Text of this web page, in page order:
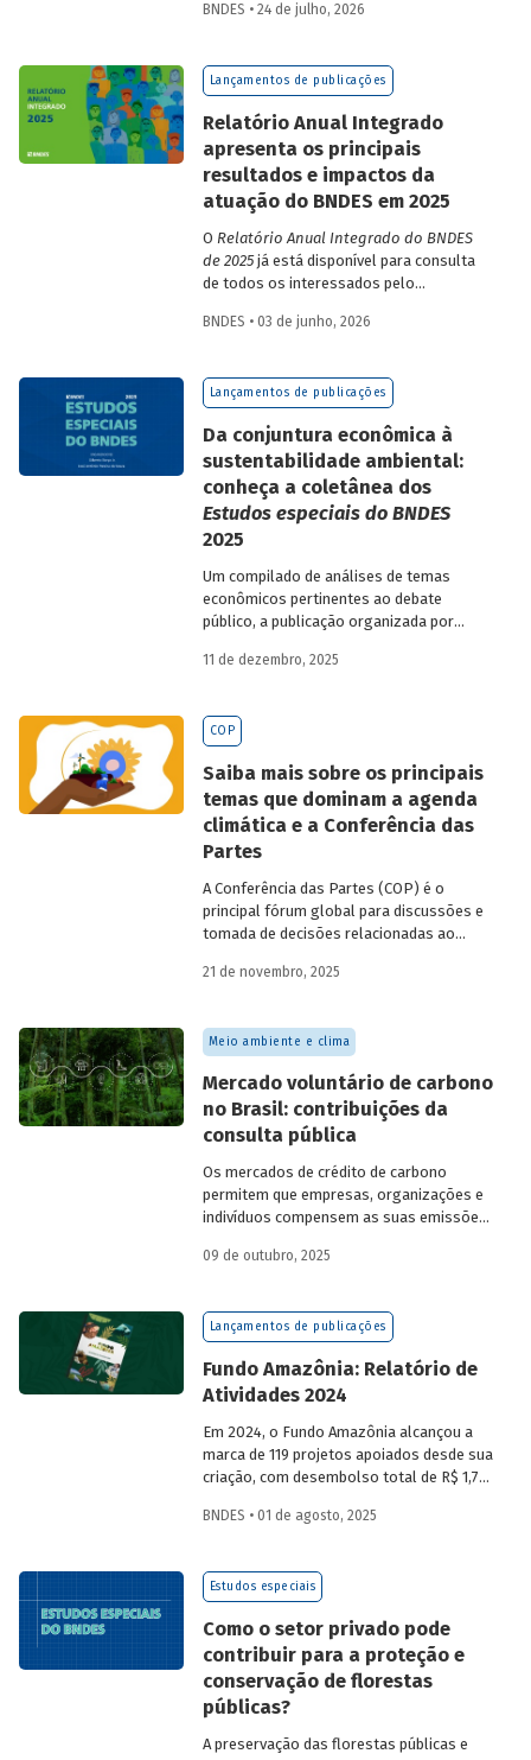
desembolsos: foram 22 operações
bilhões, além de R$ 387 milhões
desembolsados. Ainda no período, foram
BNDES • 24 de julho, 2026
Lançamentos de publicações
Relatório Anual Integrado
apresenta os principais
resultados e impactos da
atuação do BNDES em 2025
O Relatório Anual Integrado do BNDES
de 2025já está disponível para consulta
de todos os interessados pelo
sua prestação de contas. O documento
principais resultados, os impactos de sua
atuação no ano, e mostra como o BNDES
consistente e sólida, mesmo diante de
cenários desafiadores.
BNDES • 03 de junho, 2026
Lançamentos de publicações
Da conjuntura econômica à
sustentabilidade ambiental:
conheça a coletânea dos
Estudos especiais do BNDES
2025
Um compilado de análises de temas
econômicos pertinentes ao debate
público, a publicação organizada por
Souza, economistas do BNDES, reúne 25
BNDES
11 de dezembro, 2025
COP
Saiba mais sobre os principais
temas que dominam a agenda
climática e a Conferência das
Partes
A Conferência das Partes (COP) é o
principal fórum global para discussões e
tomada de decisões relacionadas ao
em vista a urgência cada vez maior do
as discussões das mesas de negociações
saiam do discurso e resultem em
compromissos, planos de ações e metas,
com prazos e recursos definidos.
21 de novembro, 2025
Meio ambiente e clima
Mercado voluntário de carbono
no Brasil: contribuições da
consulta pública
Os mercados de crédito de carbono
permitem que empresas, organizações e
indivíduos compensem as suas emissões
por projetos de redução de emissões
MMA realizaram uma consulta pública
sobre a certificação de carbono no
contribuições da sociedade civil,
especialistas e entidades do setor
visando avaliar os desafios e
oportunidades desse mercado. Conheça
os resultados.
09 de outubro, 2025
Lançamentos de publicações
Fundo Amazônia: Relatório de
Atividades 2024
Em 2024, o Fundo Amazônia alcançou a
marca de 119 projetos apoiados desde sua
criação, com desembolso total de R$ 1,76
sua atuação e os projetos estão reunidas
BNDES • 01 de agosto, 2025
Estudos especiais
Como o setor privado pode
contribuir para a proteção e
conservação de florestas
públicas?
A preservação das florestas públicas e